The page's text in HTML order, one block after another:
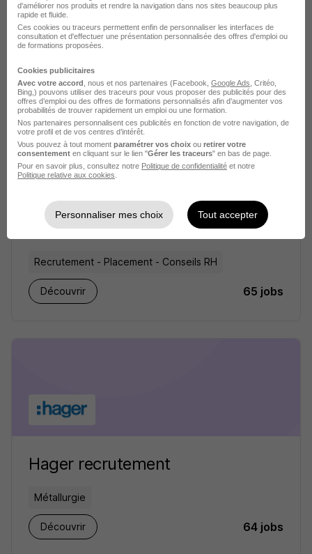
Recrutement - Placement - Conseils RH
Manpower France recrutement
Recrutement - Placement - Conseils RH
Découvrir 65 jobs
Hager recrutement
Métallurgie
Découvrir 64 jobs
d'améliorer nos produits et rendre la navigation dans nos sites beaucoup plus
rapide et fluide.
Ces cookies ou traceurs permettent enfin de personnaliser les interfaces de
consultation et d'effectuer une présentation personnalisée des offres d'emploi ou
de formations proposées.
Cookies publicitaires
Avec votre accord , nous et nos partenaires (Facebook, Google Ads , Critéo,
Bing,) pouvons utiliser des traceurs pour vous proposer des publicités pour des
offres d’emploi ou des offres de formations personnalisés afin d’augmenter vos
probabilités de trouver rapidement un emploi ou une formation.
Nos partenaires personnalisent ces publicités en fonction de votre navigation, de
votre profil et de vos centres d’intérêt.
Vous pouvez à tout moment paramétrer vos choix ou retirer votre
consentement en cliquant sur le lien "Gérer les traceurs" en bas de page.
Pour en savoir plus, consultez notre Politique de confidentialité et notre
Politique relative aux cookies
Personnaliser mes choix Tout accepter